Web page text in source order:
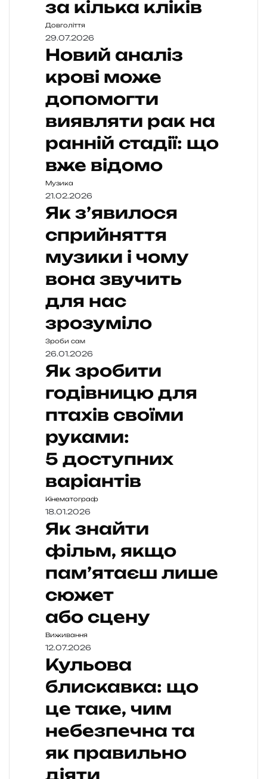
за кілька кліків
Довголіття
29.07.2026
Новий аналіз
крові може
допомогти
виявляти рак на
ранній стадії: що
вже відомо
Музика
21.02.2026
Як з’явилося
сприйняття
музики і чому
вона звучить
для нас
зрозуміло
Зроби сам
26.01.2026
Як зробити
годівницю для
птахів своїми
руками:
5 доступних
варіантів
Кінематограф
18.01.2026
Як знайти
фільм, якщо
пам’ятаєш лише
сюжет
або сцену
Виживання
12.07.2026
Кульова
блискавка: що
це таке, чим
небезпечна та
як правильно